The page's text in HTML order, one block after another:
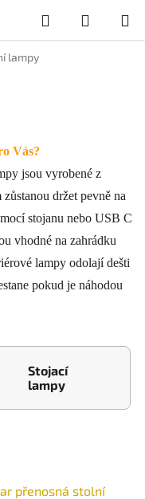
Hledat
KOŠÍK
lampy
Vás?
jsou vyrobené z
držet pevně na
stojanu nebo USB C
vhodné na zahrádku
lampy odolají dešti
pokud je náhodou
Stojací
lampy
přenosná stolní